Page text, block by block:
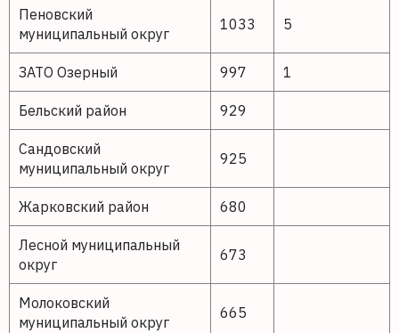
Пеновский
муниципальный округ
1033 5
ЗАТО Озерный 997 1
Бельский район 929
Сандовский
муниципальный округ
925
Жарковский район 680
Лесной муниципальный
округ
673
Молоковский
муниципальный округ
665